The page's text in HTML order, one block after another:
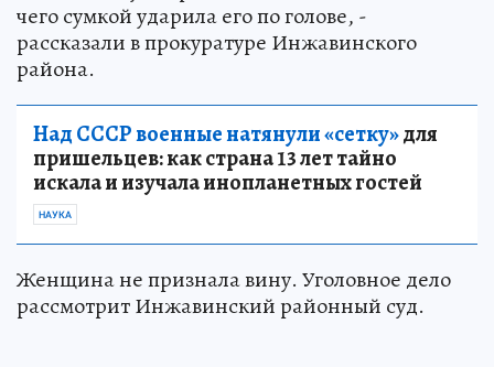
чего сумкой ударила его по голове, -
рассказали в прокуратуре Инжавинского
района.
Над СССР военные натянули «сетку»для
пришельцев: как страна 13 лет тайно
искала и изучала инопланетных гостей
НАУКА
Женщина не признала вину. Уголовное дело
рассмотрит Инжавинский районный суд.